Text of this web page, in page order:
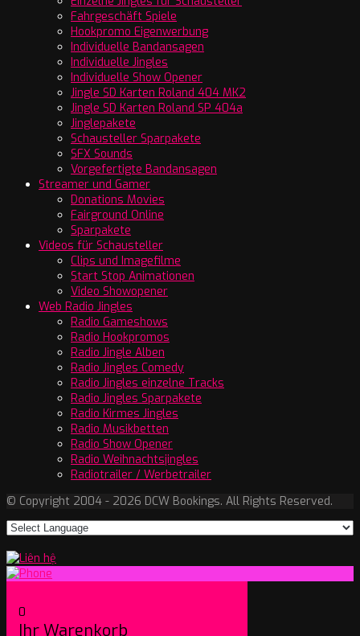
Fahrgeschäft Spiele
Hookpromo Eigenwerbung
Individuelle Bandansagen
Individuelle Jingles
Individuelle Show Opener
Jingle SD Karten Roland 404 MK2
Jingle SD Karten Roland SP 404a
Jinglepakete
Schausteller Sparpakete
SFX Sounds
Vorgefertigte Bandansagen
Streamer und Gamer
Donations Movies
Fairground Online
Sparpakete
Videos für Schausteller
Clips und Imagefilme
Start Stop Animationen
Video Showopener
Web Radio Jingles
Radio Gameshows
Radio Hookpromos
Radio Jingle Alben
Radio Jingles Comedy
Radio Jingles einzelne Tracks
Radio Jingles Sparpakete
Radio Kirmes Jingles
Radio Musikbetten
Radio Show Opener
Radio Weihnachtsjingles
Radiotrailer / Werbetrailer
© Copyright 2004 - 2026 DCW Bookings. All Rights Reserved.
0
Ihr Warenkorb